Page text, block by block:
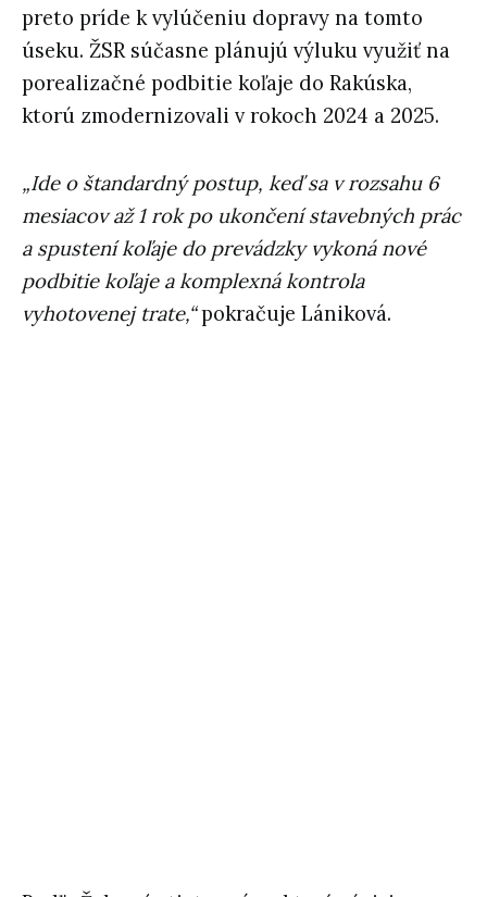
preto príde k vylúčeniu dopravy na tomto
úseku. ŽSR súčasne plánujú výluku využiť na
porealizačné podbitie koľaje do Rakúska,
ktorú zmodernizovali v rokoch 2024 a 2025.
„Ide o štandardný postup, keď sa v rozsahu 6
mesiacov až 1 rok po ukončení stavebných prác
a spustení koľaje do prevádzky vykoná nové
podbitie koľaje a komplexná kontrola
vyhotovenej trate,“pokračuje Lániková.